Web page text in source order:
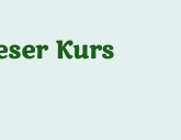
Kurs